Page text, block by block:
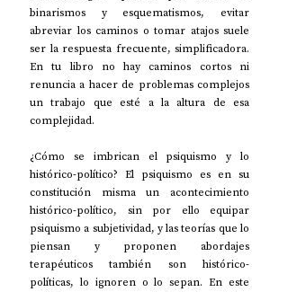
binarismos y esquematismos, evitar
abreviar los caminos o tomar atajos suele
ser la respuesta frecuente, simplificadora.
En tu libro no hay caminos cortos ni
renuncia a hacer de problemas complejos
un trabajo que esté a la altura de esa
complejidad.
¿Cómo se imbrican el psiquismo y lo
histórico-político? El psiquismo es en su
constitución misma un acontecimiento
histórico-político, sin por ello equipar
psiquismo a subjetividad, y las teorías que lo
piensan y proponen abordajes
terapéuticos también son histórico-
políticas, lo ignoren o lo sepan. En este